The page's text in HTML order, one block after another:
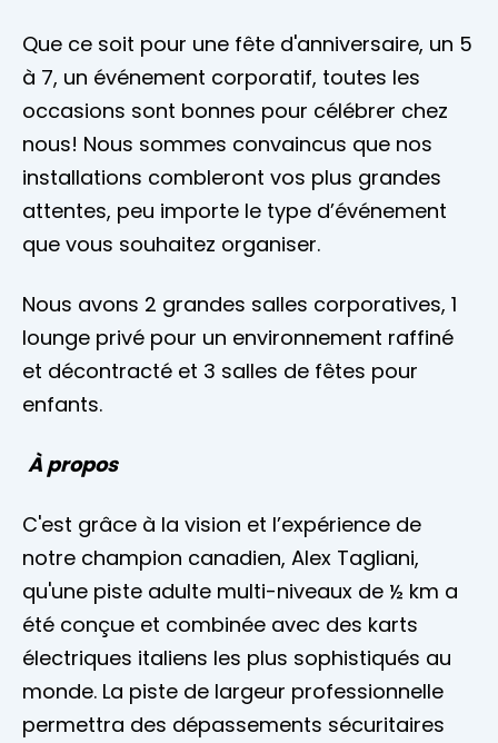
Que ce soit pour une fête d'anniversaire, un 5
à 7, un événement corporatif, toutes les
occasions sont bonnes pour célébrer chez
nous! Nous sommes convaincus que nos
installations combleront vos plus grandes
attentes, peu importe le type d’événement
que vous souhaitez organiser.
Nous avons 2 grandes salles corporatives, 1
lounge privé pour un environnement raffiné
et décontracté et 3 salles de fêtes pour
enfants.
À propos
C'est grâce à la vision et l’expérience de
notre champion canadien, Alex Tagliani,
qu'une piste adulte multi-niveaux de ½ km a
été conçue et combinée avec des karts
électriques italiens les plus sophistiqués au
monde. La piste de largeur professionnelle
permettra des dépassements sécuritaires